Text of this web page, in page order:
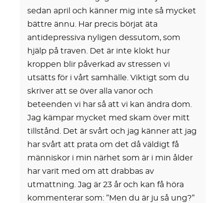
sedan april och känner mig inte så mycket
bättre ännu. Har precis börjat äta
antidepressiva nyligen dessutom, som
hjälp på traven. Det är inte klokt hur
kroppen blir påverkad av stressen vi
utsätts för i vårt samhälle. Viktigt som du
skriver att se över alla vanor och
beteenden vi har så att vi kan ändra dom.
Jag kämpar mycket med skam över mitt
tillstånd. Det är svårt och jag känner att jag
har svårt att prata om det då väldigt få
människor i min närhet som är i min ålder
har varit med om att drabbas av
utmattning. Jag är 23 år och kan få höra
kommenterar som: ”Men du är ju så ung?”